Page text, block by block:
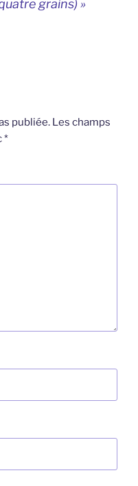
grains) »
publiée. Les champs
*